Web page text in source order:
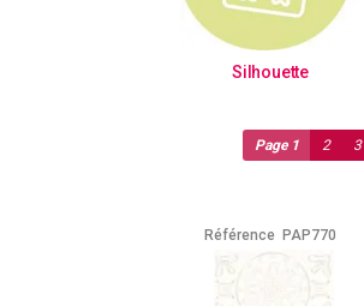
Silhouette
Page 1 2 3
Référence PAP770